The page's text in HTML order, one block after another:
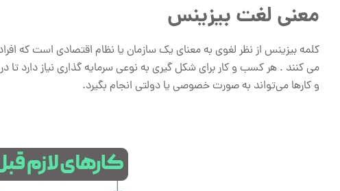
معنی لغت بیزینس
کلمه بیزینس از نظر لغوی به معنای یک سازمان یا نظام اقتصادی است که
می کنند . هر کسب و کار برای شکل گیری به نوعی سرمایه گذاری نیاز
و کارها می‌تواند به صورت خصوصی یا دولتی انجام بگیرد.